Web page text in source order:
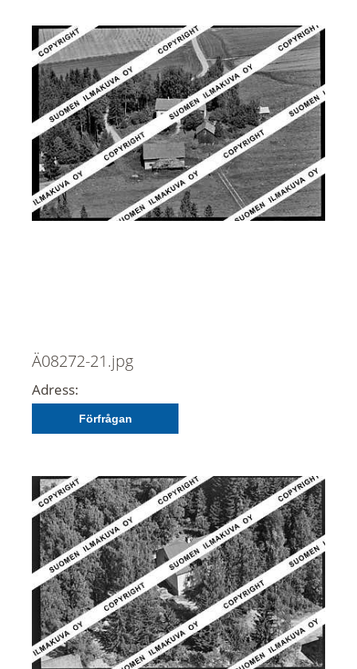
Ä08272-21.jpg
Adress:
Förfrågan